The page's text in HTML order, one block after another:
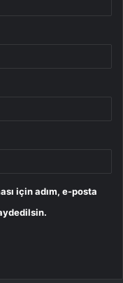
için adım, e-posta